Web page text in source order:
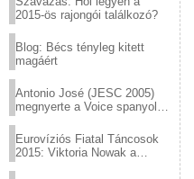
2015-ös rajongói találkozó?
Blog: Bécs tényleg kitett
magáért
Antonio José (JESC 2005)
megnyerte a Voice spanyol
Eurovíziós Fiatal Táncosok
2015: Viktoria Nowak a